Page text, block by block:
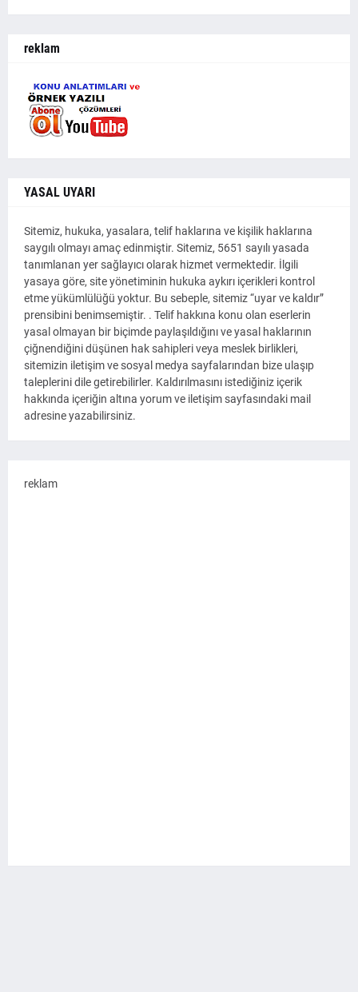
reklam
YASAL UYARI
Sitemiz, hukuka, yasalara, telif haklarına ve kişilik haklarına
saygılı olmayı amaç edinmiştir. Sitemiz, 5651 sayılı yasada
tanımlanan yer sağlayıcı olarak hizmet vermektedir. İlgili
yasaya göre, site yönetiminin hukuka aykırı içerikleri kontrol
etme yükümlülüğü yoktur. Bu sebeple, sitemiz “uyar ve kaldır”
prensibini benimsemiştir. . Telif hakkına konu olan eserlerin
yasal olmayan bir biçimde paylaşıldığını ve yasal haklarının
çiğnendiğini düşünen hak sahipleri veya meslek birlikleri,
sitemizin iletişim ve sosyal medya sayfalarından bize ulaşıp
taleplerini dile getirebilirler. Kaldırılmasını istediğiniz içerik
hakkında içeriğin altına yorum ve iletişim sayfasındaki mail
adresine yazabilirsiniz.
reklam